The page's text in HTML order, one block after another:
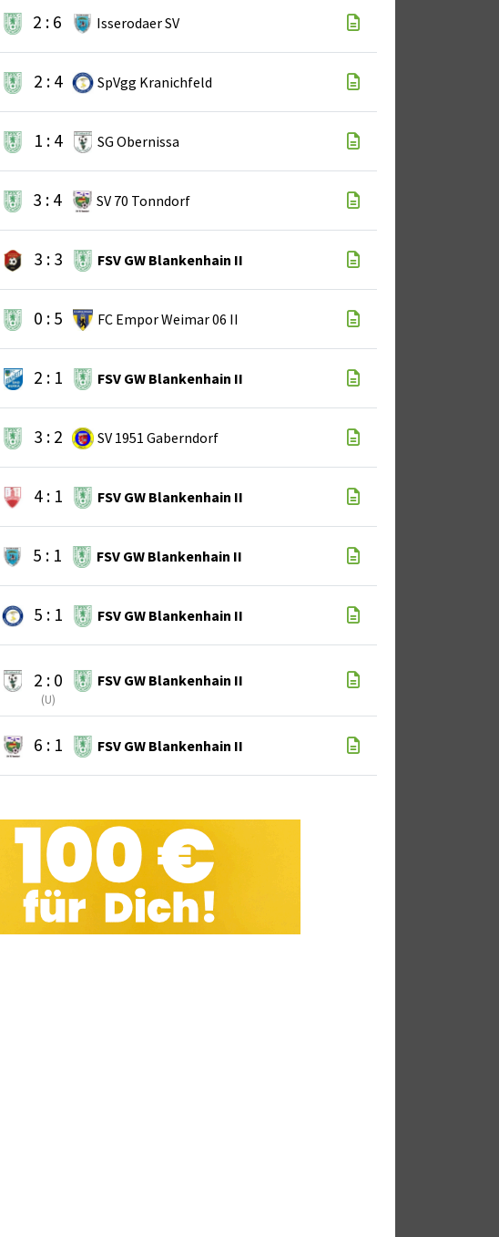
2 : 6 Isserodaer SV
2 : 4 SpVgg Kranichfeld
1 : 4 SG Obernissa
3 : 4 SV 70 Tonndorf
3 : 3 FSV GW Blankenhain II
0 : 5 FC Empor Weimar 06 II
2 : 1 FSV GW Blankenhain II
3 : 2 SV 1951 Gaberndorf
4 : 1 FSV GW Blankenhain II
5 : 1 FSV GW Blankenhain II
5 : 1 FSV GW Blankenhain II
2 : 0
(U)
FSV GW Blankenhain II
6 : 1 FSV GW Blankenhain II